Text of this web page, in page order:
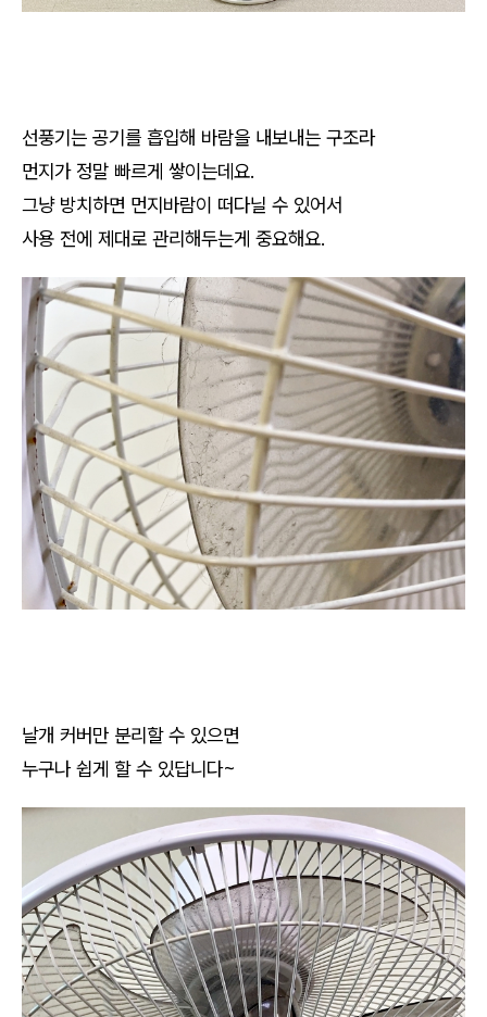
선풍기는 공기를 흡입해 바람을 내보내는 구조라
먼지가 정말 빠르게 쌓이는데요.
그냥 방치하면 먼지바람이 떠다닐 수 있어서
사용 전에 제대로 관리해두는게 중요해요.
날개 커버만 분리할 수 있으면
누구나 쉽게 할 수 있답니다~